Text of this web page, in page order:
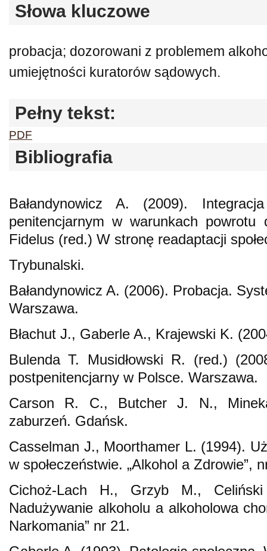
Słowa kluczowe
probacja; dozorowani z problemem
umiejętności kuratorów sądowych.
Pełny tekst:
PDF
Bibliografia
Bałandynowicz A. (2009).
penitencjarnym w warunkach
Fidelus (red.) W stronę readaptacji
Trybunalski.
Bałandynowicz A. (2006). Probacja.
Warszawa.
Błachut J., Gaberle A., Krajewski K.
Bulenda T. Musidłowski R. (red.)
postpenitencjarny w Polsce. Warszawa.
Carson R. C., Butcher J. N.,
zaburzeń. Gdańsk.
Casselman J., Moorthamer L. (1994).
w społeczeństwie. „Alkohol a Zdrowie”,
Cichoż‑Lach H., Grzyb M.,
Nadużywanie alkoholu a alkoholowa
Narkomania” nr 21.